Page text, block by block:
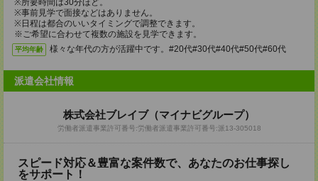
※所要時間は30分ほど。
※事前見学で面接などはありません。
※日程は都合のいいタイミングで調整できます。
※ご希望に合わせて複数の施設を見学できます。
平均年齢 様々な年代の方が活躍中です。#20代#30代#40代#50代#60代
派遣会社情報
株式会社ブレイブ（マイナビグループ）
労働者派遣事業許可番号:労働者派遣事業許可番号:派13-305018
スピード対応＆豊富な案件数で、あなたのお仕事探し
をサポート！